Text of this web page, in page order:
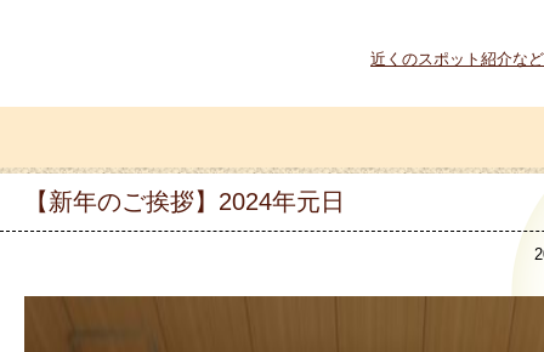
近くのスポット紹介など
【新年のご挨拶】2024年元日